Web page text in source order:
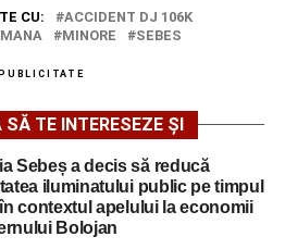
CU:
ACCIDENT DJ 106K
MINORE SEBES
PUBLICITATE
TE INTERESEZE ȘI
Sebeș a decis să reducă
iluminatului public pe timpul
contextul apelului la economii
Bolojan